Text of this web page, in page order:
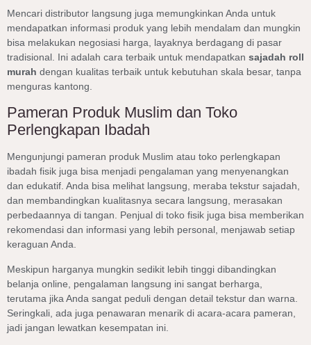
Mencari distributor langsung juga memungkinkan Anda untuk
mendapatkan informasi produk yang lebih mendalam dan mungkin
bisa melakukan negosiasi harga, layaknya berdagang di pasar
tradisional. Ini adalah cara terbaik untuk mendapatkan sajadah roll
murah dengan kualitas terbaik untuk kebutuhan skala besar, tanpa
menguras kantong.
Pameran Produk Muslim dan Toko
Perlengkapan Ibadah
Mengunjungi pameran produk Muslim atau toko perlengkapan
ibadah fisik juga bisa menjadi pengalaman yang menyenangkan
dan edukatif. Anda bisa melihat langsung, meraba tekstur sajadah,
dan membandingkan kualitasnya secara langsung, merasakan
perbedaannya di tangan. Penjual di toko fisik juga bisa memberikan
rekomendasi dan informasi yang lebih personal, menjawab setiap
keraguan Anda.
Meskipun harganya mungkin sedikit lebih tinggi dibandingkan
belanja online, pengalaman langsung ini sangat berharga,
terutama jika Anda sangat peduli dengan detail tekstur dan warna.
Seringkali, ada juga penawaran menarik di acara-acara pameran,
jadi jangan lewatkan kesempatan ini.